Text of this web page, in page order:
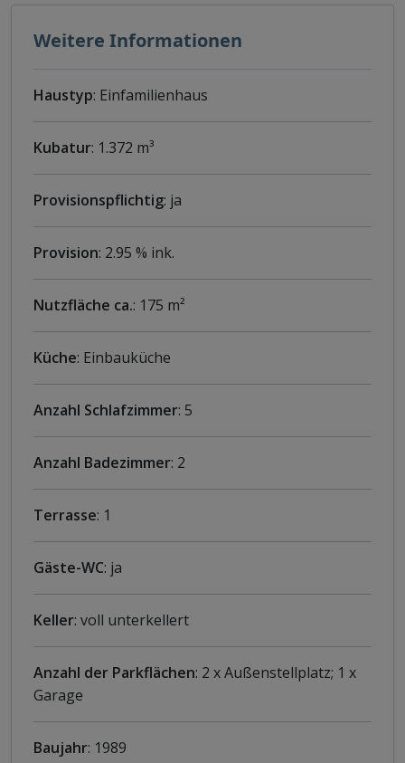
Weitere Informationen
Haustyp: Einfamilienhaus
Kubatur: 1.372 m³
Provisionspflichtig: ja
Provision: 2.95 % ink.
Nutzfläche ca.: 175 m²
Küche: Einbauküche
Anzahl Schlafzimmer: 5
Anzahl Badezimmer: 2
Terrasse: 1
Gäste-WC: ja
Keller: voll unterkellert
Anzahl der Parkflächen: 2 x Außenstellplatz; 1 x
Garage
Baujahr: 1989